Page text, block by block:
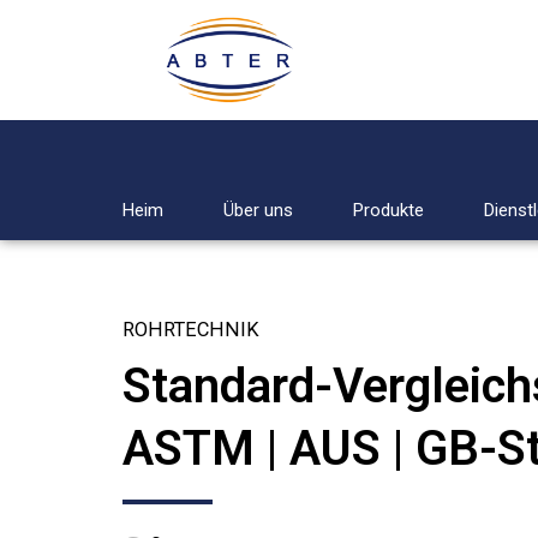
Heim Über uns Produkte
ROHRTECHNIK
Standard-
ASTM | AUS | GB-